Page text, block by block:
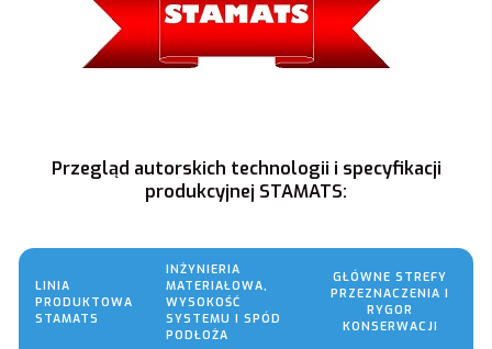
Przegląd autorskich technologii i specyfikacji
produkcyjnej STAMATS:
LINIA
PRODUKTOWA
STAMATS
INŻYNIERIA
MATERIAŁOWA,
WYSOKOŚĆ
SYSTEMU I SPÓD
PODŁOŻA
GŁÓWNE STREFY
PRZEZNACZENIA I
RYGOR
KONSERWACJI